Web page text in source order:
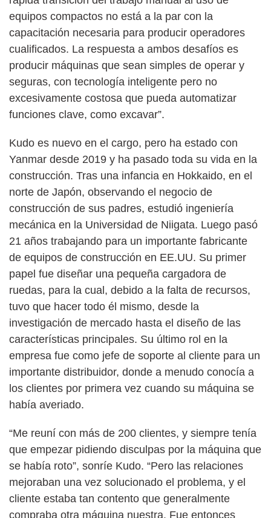
equipos compactos no está a la par con la
capacitación necesaria para producir operadores
cualificados. La respuesta a ambos desafíos es
producir máquinas que sean simples de operar y
seguras, con tecnología inteligente pero no
excesivamente costosa que pueda automatizar
funciones clave, como excavar”.
Kudo es nuevo en el cargo, pero ha estado con
Yanmar desde 2019 y ha pasado toda su vida en la
construcción. Tras una infancia en Hokkaido, en el
norte de Japón, observando el negocio de
construcción de sus padres, estudió ingeniería
mecánica en la Universidad de Niigata. Luego pasó
21 años trabajando para un importante fabricante
de equipos de construcción en EE.UU. Su primer
papel fue diseñar una pequeña cargadora de
ruedas, para la cual, debido a la falta de recursos,
tuvo que hacer todo él mismo, desde la
investigación de mercado hasta el diseño de las
características principales. Su último rol en la
empresa fue como jefe de soporte al cliente para un
importante distribuidor, donde a menudo conocía a
los clientes por primera vez cuando su máquina se
había averiado.
“Me reuní con más de 200 clientes, y siempre tenía
que empezar pidiendo disculpas por la máquina que
se había roto”, sonríe Kudo. “Pero las relaciones
mejoraban una vez solucionado el problema, y el
cliente estaba tan contento que generalmente
compraba otra máquina nuestra. Fue entonces